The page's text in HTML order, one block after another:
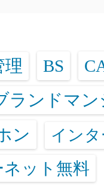
理 BS
ランドマン
ン インタ
ット無料